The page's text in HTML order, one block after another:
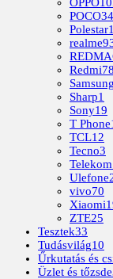
POCO34
Polestar1
realme
Redmi78
Samsung
Sharp1
Sony19
T Phone
TCL12
Tecno3
Telekom
Ulefone
vivo70
Xiaomi
ZTE25
Tesztek33
Tudásvilág10
Űrkutatás és
Üzlet és tőzsde